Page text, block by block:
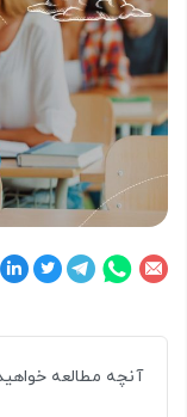
آنچه مطالعه